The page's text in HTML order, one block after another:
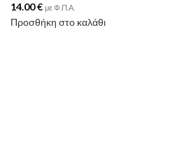
14.00€ με Φ.Π.Α.
Προσθήκη στο καλάθι